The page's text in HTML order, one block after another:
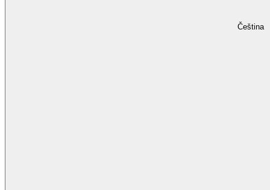
Čeština